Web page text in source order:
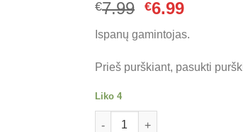
€7.99 Original
was:
€7.99.
€6.99Current
is:
€6.99.
Ispanų gamintojas.
Prieš purškiant, pasukti
Liko 4
produkto kiekis: Purškiamas
Alternative: